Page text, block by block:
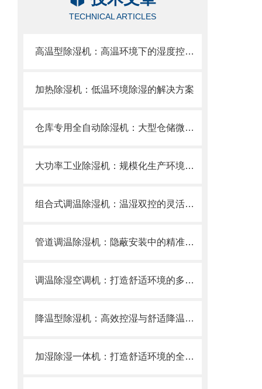
TECHNICAL ARTICLES
高温型除湿机：高温环境下的湿度控制设备
加热除湿机：低温环境除湿的解决方案
仓库专用全自动除湿机：大型仓储微气候的智能守护者
大功率工业除湿机：规模化生产环境的湿度调控中枢
组合式调温除湿机：温湿双控的灵活节能解决方案
管道调温除湿机：隐蔽安装中的精准气候控制
调温除湿空调机：打造舒适环境的多面手
降温型除湿机：高效控湿与舒适降温的双重解决方案
加湿除湿一体机：打造舒适环境的全能助手